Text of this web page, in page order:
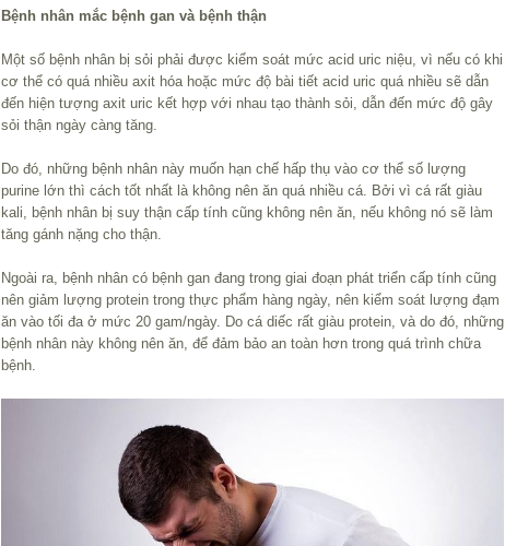
Bệnh nhân mắc bệnh gan và bệnh thận
Một số bệnh nhân bị sỏi phải được kiểm soát mức acid uric niệu, vì nếu có khi
cơ thể có quá nhiều axit hóa hoặc mức độ bài tiết acid uric quá nhiều sẽ dẫn
đến hiện tượng axit uric kết hợp với nhau tạo thành sỏi, dẫn đến mức độ gây
sỏi thận ngày càng tăng.
Do đó, những bệnh nhân này muốn hạn chế hấp thụ vào cơ thể số lượng
purine lớn thì cách tốt nhất là không nên ăn quá nhiều cá. Bởi vì cá rất giàu
kali, bệnh nhân bị suy thận cấp tính cũng không nên ăn, nếu không nó sẽ làm
tăng gánh nặng cho thận.
Ngoài ra, bệnh nhân có bệnh gan đang trong giai đoạn phát triển cấp tính cũng
nên giảm lượng protein trong thực phẩm hàng ngày, nên kiểm soát lượng đạm
ăn vào tối đa ở mức 20 gam/ngày. Do cá diếc rất giàu protein, và do đó, những
bệnh nhân này không nên ăn, để đảm bảo an toàn hơn trong quá trình chữa
bệnh.